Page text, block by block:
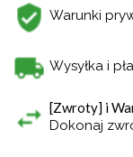
Warunki
Wysyłka i
[Zwroty] i
Dokonaj